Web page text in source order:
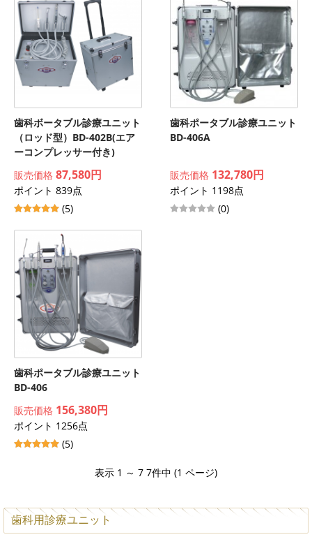
歯科ボータブル診療ユニット
（ロッド型）BD-402B(エア
ーコンプレッサー付き)
販売価格 87,580円
ポイント 839点
(5)
歯科ポータブル診療ユニット
BD-406A
販売価格 132,780円
ポイント 1198点
(0)
歯科ポータブル診療ユニット
BD-406
販売価格 156,380円
ポイント 1256点
(5)
表示 1 ～ 7 7件中 (1 ページ)
歯科用診療ユニット